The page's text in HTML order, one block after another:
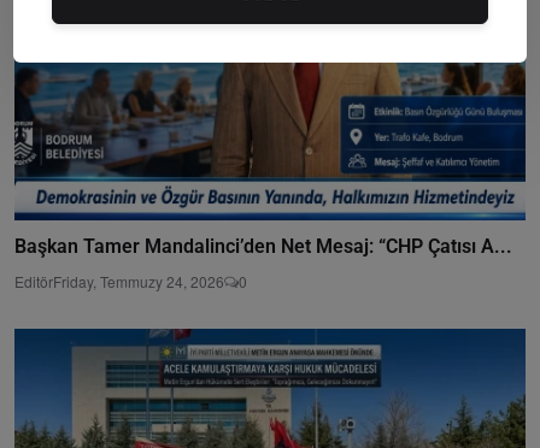
Başkan Tamer Mandalinci’den Net Mesaj: “CHP Çatısı A...
EditörFriday, Temmuzy 24, 2026 0